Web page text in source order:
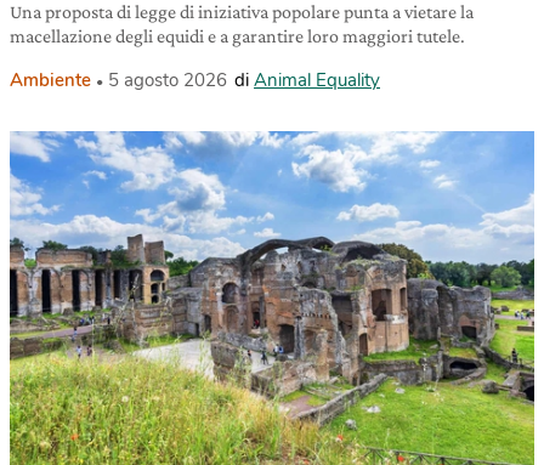
Una proposta di legge di iniziativa popolare punta a vietare la
macellazione degli equidi e a garantire loro maggiori tutele.
Ambiente 5 agosto 2026 di Animal Equality